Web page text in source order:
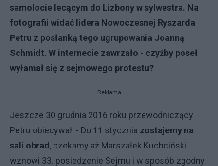
samolocie lecącym do Lizbony w sylwestra. Na
fotografii widać lidera Nowoczesnej Ryszarda
Petru z posłanką tego ugrupowania Joanną
Schmidt. W internecie zawrzało - czyżby poseł
wyłamał się z sejmowego protestu?
Reklama
Jeszcze 30 grudnia 2016 roku przewodniczący
Petru obiecywał: - Do 11 stycznia zostajemy na
sali obrad , czekamy aż Marszałek Kuchciński
wznowi 33. posiedzenie Sejmu i w sposób zgodny